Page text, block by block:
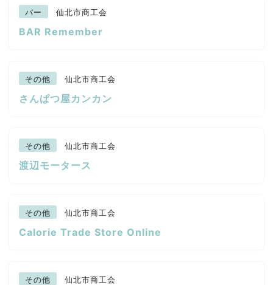
バー 仙北市商工会
BAR Remember
その他 仙北市商工会
さんぱつ屋カンカン
その他 仙北市商工会
渡辺モータース
その他 仙北市商工会
Calorie Trade Store Online
その他 仙北市商工会